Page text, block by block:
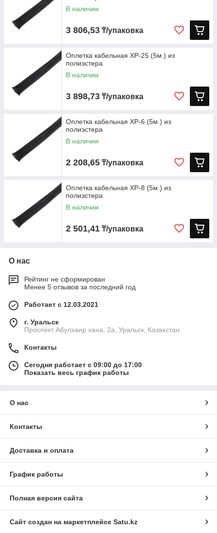
В наличии
3 806,53 ₸/упаковка
Оплетка кабельная XP-25 (5м.) из
полиэстера
В наличии
3 898,73 ₸/упаковка
Оплетка кабельная XP-6 (5м.) из
полиэстера
В наличии
2 208,65 ₸/упаковка
Оплетка кабельная XP-8 (5м.) из
полиэстера
В наличии
2 501,41 ₸/упаковка
О нас
Рейтинг не сформирован
Менее 5 отзывов за последний год
Работает с 12.03.2021
г. Уральск
Проспект Абулхаир хана, 2а, Уральск, Казахстан
Контакты
Сегодня работает с 09:00 до 17:00
Показать весь график работы
О нас
Контакты
Доставка и оплата
График работы
Полная версия сайта
Сайт создан на маркетплейсе Satu.kz